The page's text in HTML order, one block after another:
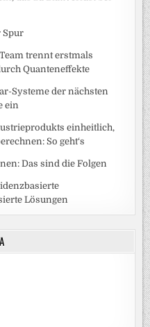
Spur
trennt erstmals
Quanteneffekte
Systeme der nächsten
ein
einheitlich,
So geht‘s
Das sind die Folgen
Lösungen